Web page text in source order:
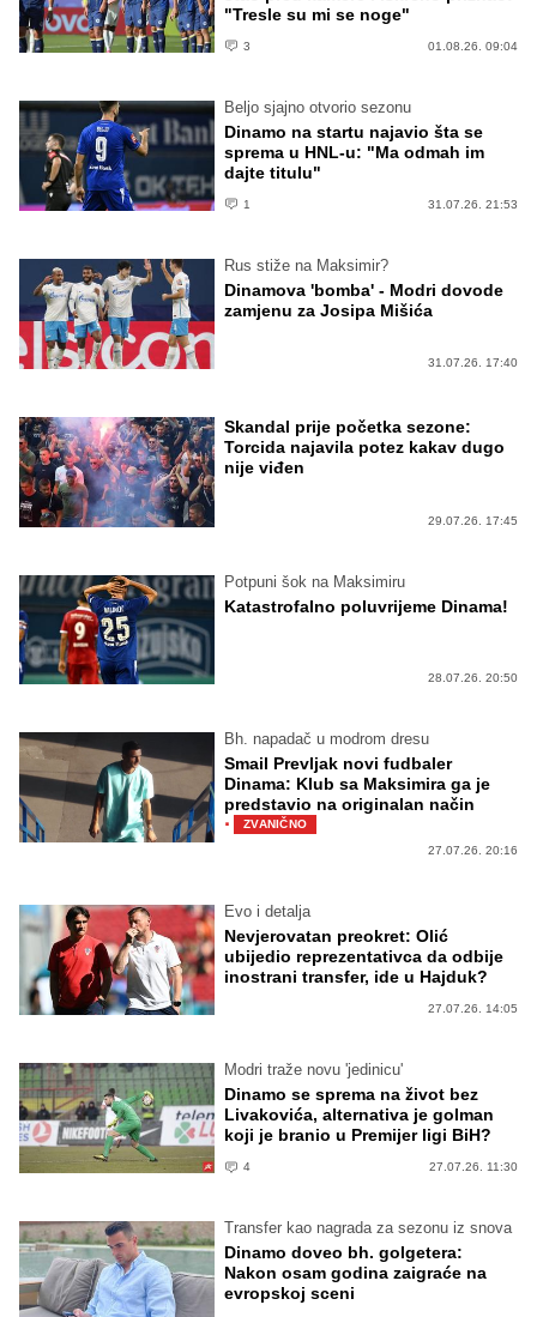
"Tresle su mi se noge"
3 01.08.26. 09:04
Beljo sjajno otvorio sezonu
Dinamo na startu najavio šta se
sprema u HNL-u: "Ma odmah im
dajte titulu"
1 31.07.26. 21:53
Rus stiže na Maksimir?
Dinamova 'bomba' - Modri dovode
zamjenu za Josipa Mišića
31.07.26. 17:40
Skandal prije početka sezone:
Torcida najavila potez kakav dugo
nije viđen
29.07.26. 17:45
Potpuni šok na Maksimiru
Katastrofalno poluvrijeme Dinama!
28.07.26. 20:50
Bh. napadač u modrom dresu
Smail Prevljak novi fudbaler
Dinama: Klub sa Maksimira ga je
predstavio na originalan način
·
ZVANIČNO
27.07.26. 20:16
Evo i detalja
Nevjerovatan preokret: Olić
ubijedio reprezentativca da odbije
inostrani transfer, ide u Hajduk?
27.07.26. 14:05
Modri traže novu 'jedinicu'
Dinamo se sprema na život bez
Livakovića, alternativa je golman
koji je branio u Premijer ligi BiH?
4 27.07.26. 11:30
Transfer kao nagrada za sezonu iz snova
Dinamo doveo bh. golgetera:
Nakon osam godina zaigraće na
evropskoj sceni